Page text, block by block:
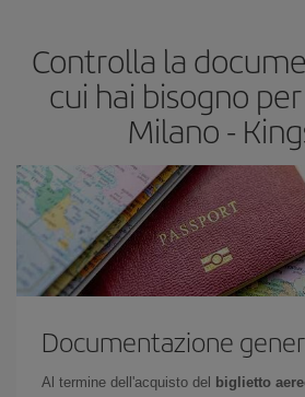
Controlla la
cui hai bisogno
Milano -
Documentazione
Al termine dell'acquisto del biglietto